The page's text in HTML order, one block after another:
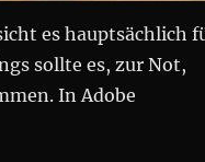
es hauptsächlich
sollte es, zur Not,
In Adobe